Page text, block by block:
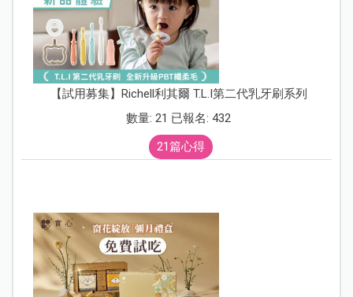
【試用募集】Richell利其爾 T.L.I第二代乳牙刷系列
數量: 21 已報名: 432
21篇心得